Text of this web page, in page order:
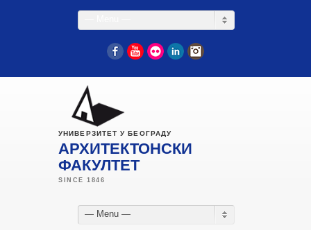
FacebookYouTube
Flickr LinkedIn
УНИВЕРЗИТЕТ У БЕОГРАДУ
АРХИТЕКТОНСКИ
ФАКУЛТЕТ
— Menu —